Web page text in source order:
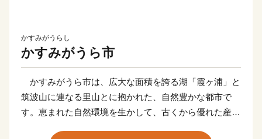
かすみがうらし
かすみがうら市
かすみがうら市は、広大な面積を誇る湖「霞ヶ浦」と
筑波山に連なる里山とに抱かれた、自然豊かな都市で
す。恵まれた自然環境を生かして、古くから優れた産